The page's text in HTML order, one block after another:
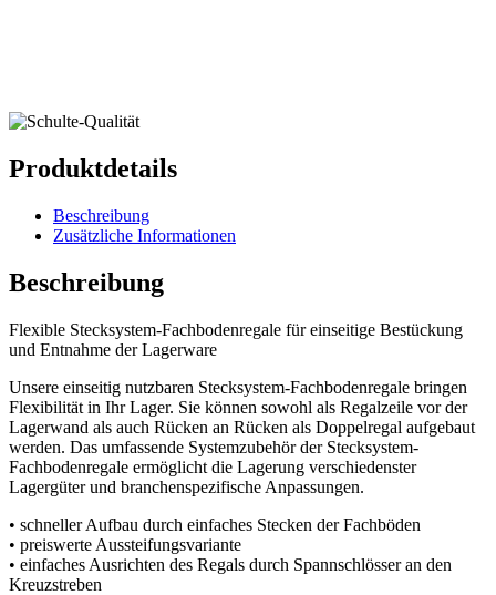
Produktdetails
Beschreibung
Zusätzliche Informationen
Beschreibung
Flexible Stecksystem-Fachbodenregale für einseitige Bestückung
und Entnahme der Lagerware
Unsere einseitig nutzbaren Stecksystem-Fachbodenregale bringen
Flexibilität in Ihr Lager. Sie können sowohl als Regalzeile vor der
Lagerwand als auch Rücken an Rücken als Doppelregal aufgebaut
werden. Das umfassende Systemzubehör der Stecksystem-
Fachbodenregale ermöglicht die Lagerung verschiedenster
Lagergüter und branchenspezifische Anpassungen.
• schneller Aufbau durch einfaches Stecken der Fachböden
• preiswerte Aussteifungsvariante
• einfaches Ausrichten des Regals durch Spannschlösser an den
Kreuzstreben